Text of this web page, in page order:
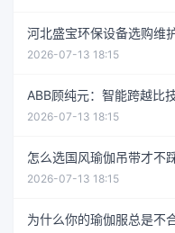
河北盛宝环保设备选购维
2026-07-13 18:15
ABB顾纯元：智能跨越比
2026-07-13 18:15
怎么选国风瑜伽吊带才不
2026-07-13 18:15
为什么你的瑜伽服总是不